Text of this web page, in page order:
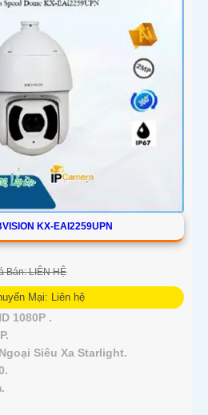
KX-EAI2259UPN
Bán: LIÊN HỆ
Mại: Liên hệ
1080P .
Siêu Xa Starlight.